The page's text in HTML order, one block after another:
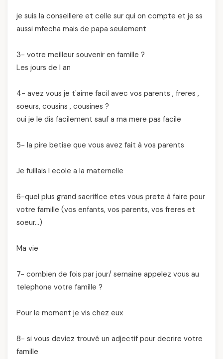
je suis la conseillere et celle sur qui on compte et je ss
aussi mfecha mais de papa seulement
3- votre meilleur souvenir en famille ?
Les jours de l an
4- avez vous je t'aime facil avec vos parents , freres ,
soeurs, cousins , cousines ?
oui je le dis facilement sauf a ma mere pas facile
5- la pire betise que vous avez fait à vos parents
Je fuillais l ecole a la maternelle
6-quel plus grand sacrifice etes vous prete à faire pour
votre famille (vos enfants, vos parents, vos freres et
soeur…)
Ma vie
7- combien de fois par jour/ semaine appelez vous au
telephone votre famille ?
Pour le moment je vis chez eux
8- si vous deviez trouvé un adjectif pour decrire votre
famille